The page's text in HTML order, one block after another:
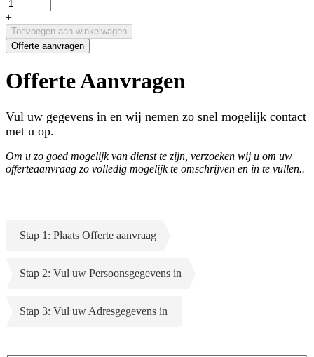
+
Toevoegen aan winkelwagen
Offerte aanvragen
Offerte Aanvragen
Vul uw gegevens in en wij nemen zo snel mogelijk contact
met u op.
Om u zo goed mogelijk van dienst te zijn, verzoeken wij u om uw
offerteaanvraag zo volledig mogelijk te omschrijven en in te vullen..
Stap 1: Plaats Offerte aanvraag
Stap 2: Vul uw Persoonsgegevens in
Stap 3: Vul uw Adresgegevens in